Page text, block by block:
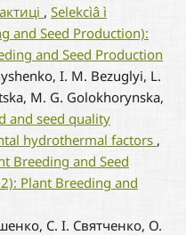
, Selekcìâ ì
and Seed Production):
and Seed Production
I. M. Bezuglyi, L.
M. G. Golokhorynska,
and seed quality
hydrothermal factors ,
Breeding and Seed
Plant Breeding and
С. І. Святченко, О.